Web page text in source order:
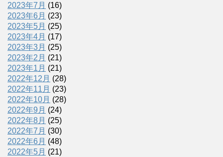
2023年7月 (16)
2023年6月 (23)
2023年5月 (25)
2023年4月 (17)
2023年3月 (25)
2023年2月 (21)
2023年1月 (21)
2022年12月 (28)
2022年11月 (23)
2022年10月 (28)
2022年9月 (24)
2022年8月 (25)
2022年7月 (30)
2022年6月 (48)
2022年5月 (21)